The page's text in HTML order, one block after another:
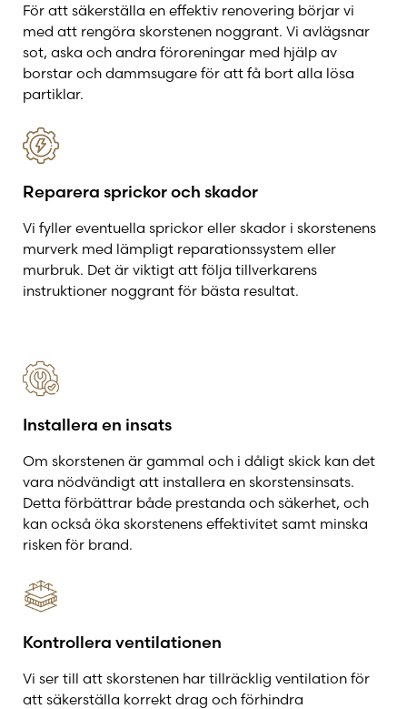
För att säkerställa en effektiv renovering börjar vi
med att rengöra skorstenen noggrant. Vi avlägsnar
sot, aska och andra föroreningar med hjälp av
borstar och dammsugare för att få bort alla lösa
partiklar.
Reparera sprickor och skador
Vi fyller eventuella sprickor eller skador i skorstenens
murverk med lämpligt reparationssystem eller
murbruk. Det är viktigt att följa tillverkarens
instruktioner noggrant för bästa resultat.
Installera en insats
Om skorstenen är gammal och i dåligt skick kan det
vara nödvändigt att installera en skorstensinsats.
Detta förbättrar både prestanda och säkerhet, och
kan också öka skorstenens effektivitet samt minska
risken för brand.
Kontrollera ventilationen
Vi ser till att skorstenen har tillräcklig ventilation för
att säkerställa korrekt drag och förhindra